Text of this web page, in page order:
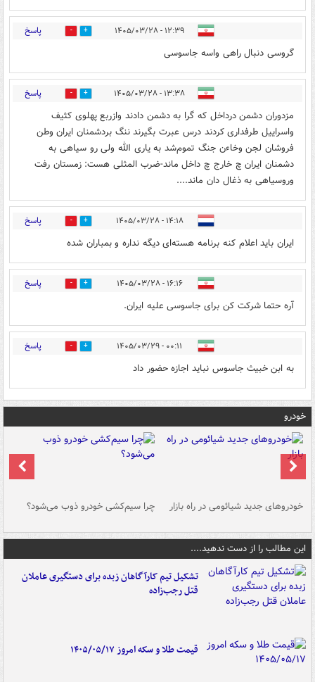
۱۲:۳۹ - ۱۴۰۵/۰۳/۲۸ 2 پاسخ
گروسی دنبال راهی واسه جاسوسی
۱۳:۳۸ - ۱۴۰۵/۰۳/۲۸ 0 پاسخ
مزدوران دشمن درداخل که گرا به دشمن دادند وازربع پهلوی کثیف
واسراییل طرفداری کردند درس عبرت بگیرند ننگ بردشمنان ایران وطن
فروشان لجن وخاءن جنگ تموم‌شد به یاری الله ولی رو سیاهی به
دشمنان ایران چ خارج چ داخل ماند-ضرب المثلی هست: زمستان رفت
وروسیاهی به ذغال دان ماند....
۱۴:۱۸ - ۱۴۰۵/۰۳/۲۸ 0 پاسخ
ایران باید اعلام کنه برنامه هسته‌ای دیگه نداره و بمباران شده
۱۶:۱۶ - ۱۴۰۵/۰۳/۲۸ 0 پاسخ
آره حتما شرکت کن برای جاسوسی علیه ایران.
۰۰:۱۱ - ۱۴۰۵/۰۳/۲۹ 1 پاسخ
به ابن خبیث جاسوس نباید اجازه حضور داد
خودرو
خودروهای جدید شیائومی در راه بازار چرا سیم‌کشی خودرو ذوب می‌شود؟
این مطالب را از دست ندهید....
تشکیل تیم کارآگاهان زبده برای دستگیری عاملان
قتل رجب‌زاده
قیمت طلا و سکه امروز ۱۴۰۵/۰۵/۱۷